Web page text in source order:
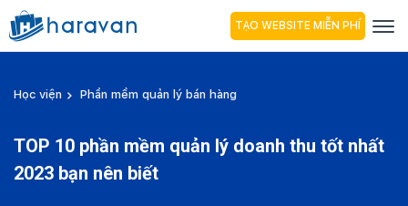
TẠO WEBSITE MIỄN PHÍ
Học viện Phần mềm quản lý bán hàng
TOP 10 phần mềm quản lý doanh thu tốt nhất
2023 bạn nên biết